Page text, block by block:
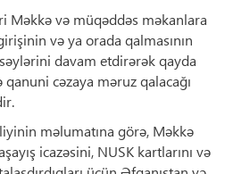
Məkkə və müqəddəs məkanlara
və ya orada qalmasının
səylərini davam etdirərək qayda
qanuni cəzaya məruz qalacağı
məlumatına görə, Məkkə
icazəsini, NUSK kartlarını və